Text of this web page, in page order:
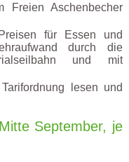
Aschenbecher
für Essen und
durch die
und mit
lesen und
September, je